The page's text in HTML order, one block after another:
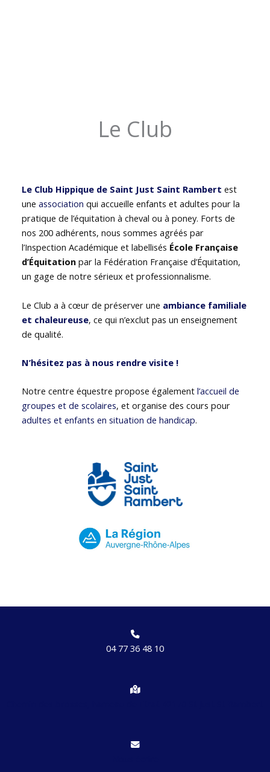
Le Club
Le Club Hippique de Saint Just Saint Rambert est
uneassociation qui accueille enfants et adultes pour la
pratique de l’équitation à cheval ou à poney. Forts de
nos 200 adhérents, nous sommes agréés par
l’Inspection Académique et labellisés École Française
d’Équitation par la Fédération Française d’Équitation,
un gage de notre sérieux et professionnalisme.
Le Club a à cœur de préserver une ambiance familiale
et chaleureuse, ce qui n’exclut pas un enseignement
de qualité.
N’hésitez pas à nous rendre visite !
Notre centre équestre propose égalementl’accueil de
groupes et de scolaires, et organise des cours pour
adultes et enfants en situation de handicap.
04 77 36 48 10